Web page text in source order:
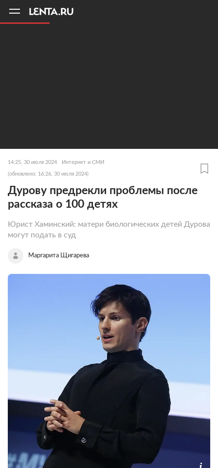
14:25, 30 июля 2024 Интернет и СМИ
(обновлено: 16:26, 30 июля 2024)
Дурову предрекли проблемы после
рассказа о 100 детях
Юрист Хаминский: матери биологических детей Дурова
могут подать в суд
Маргарита Щигарева